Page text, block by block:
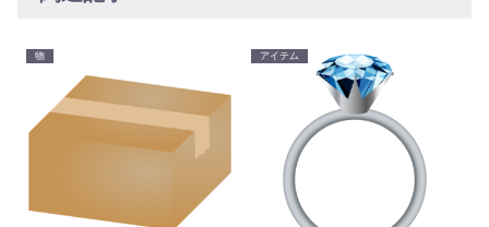
物 アイテム